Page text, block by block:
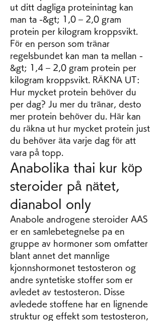
ut ditt dagliga proteinintag kan
man ta -&gt; 1,0 – 2,0 gram
protein per kilogram kroppsvikt.
För en person som tränar
regelsbundet kan man ta mellan -
&gt; 1,4 – 2,0 gram protein per
kilogram kroppsvikt. RÄKNA UT:
Hur mycket protein behöver du
per dag? Ju mer du tränar, desto
mer protein behöver du. Här kan
du räkna ut hur mycket protein just
du behöver äta varje dag för att
vara på topp.
Anabolika thai kur köp
steroider på nätet,
dianabol only
Anabole androgene steroider AAS
er en samlebetegnelse pa en
gruppe av hormoner som omfatter
blant annet det mannlige
kjonnshormonet testosteron og
andre syntetiske stoffer som er
avledet av testosteron. Disse
avledede stoffene har en lignende
struktur og effekt som testosteron,